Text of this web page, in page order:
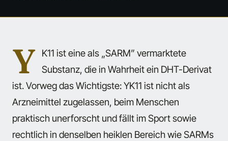
Y K11 ist eine als „SARM” vermarktete
Substanz, die in Wahrheit ein DHT-Derivat
ist. Vorweg das Wichtigste: YK11 ist nicht als
Arzneimittel zugelassen, beim Menschen
praktisch unerforscht und fällt im Sport sowie
rechtlich in denselben heiklen Bereich wie SARMs